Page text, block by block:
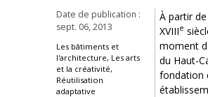
Date de publication :
sept. 06, 2013
Les bâtiments et
l'architecture, Les arts
et la créativité,
Réutilisation
adaptative
À partir
XVIIIe
moment
du Haut-
fondation